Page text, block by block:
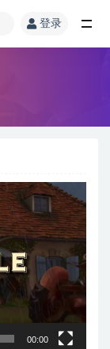
登录
00:00